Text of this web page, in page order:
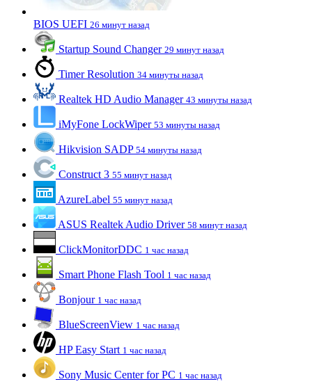
BIOS UEFI 26 минут назад
Startup Sound Changer 29 минут назад
Timer Resolution 34 минуты назад
Realtek HD Audio Manager 43 минуты назад
iMyFone LockWiper 53 минуты назад
Hikvision SADP 54 минуты назад
Construct 3 55 минут назад
AzureLabel 55 минут назад
ASUS Realtek Audio Driver 58 минут назад
ClickMonitorDDC 1 час назад
Smart Phone Flash Tool 1 час назад
Bonjour 1 час назад
BlueScreenView 1 час назад
HP Easy Start 1 час назад
Sony Music Center for PC 1 час назад